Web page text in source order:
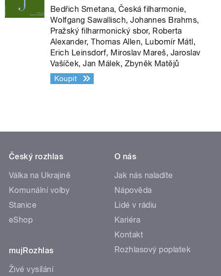
Bedřich Smetana, Česká filharmonie,
Wolfgang Sawallisch, Johannes Brahms,
Pražský filharmonický sbor, Roberta
Alexander, Thomas Allen, Lubomír Mátl,
Erich Leinsdorf, Miroslav Mareš, Jaroslav
Vašíček, Jan Málek, Zbyněk Matějů
Koupit
Český rozhlas
Válka na Ukrajině
Komunální volby
Stanice
eShop
mujRozhlas
Živé vysílání
O nás
Jak nás naladíte
Nápověda
Lidé v rádiu
Kariéra
Kontakt
Rozhlasový poplatek